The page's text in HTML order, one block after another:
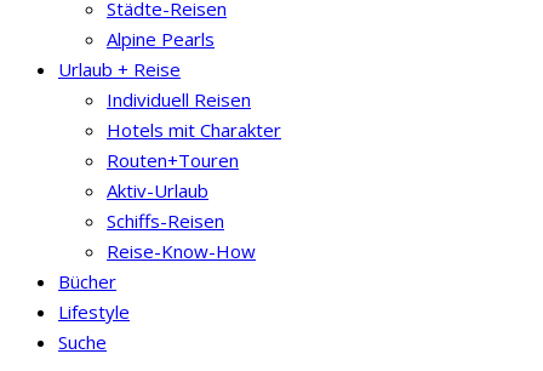
Städte-Reisen
Alpine Pearls
Urlaub + Reise
Individuell Reisen
Hotels mit Charakter
Routen+Touren
Aktiv-Urlaub
Schiffs-Reisen
Reise-Know-How
Bücher
Lifestyle
Suche